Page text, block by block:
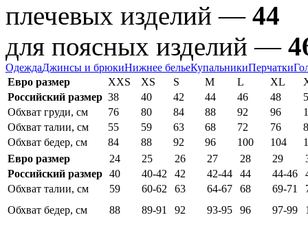
плечевых изделий — 44
для поясных изделий —
ОдеждаДжинсы и брюкиНижнее бельеКупальникиПерчатки
Евро размер
XXS XS S M L XL
Российский размер 38 40 42 44 46 48
Обхват груди, см
76 80 84 88 92 96
Обхват талии, см
55 59 63 68 72 76
Обхват бедер, см
84 88 92 96 100 104
Евро размер
24 25 26 27 28 29
Российский размер 40 40-42 42 42-44 44 44-46
Обхват талии, см
59 60-62 63 64-67 68 69-71
Обхват бедер, см
88 89-91 92 93-95 96 97-99